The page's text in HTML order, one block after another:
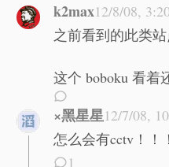
k2max12/8/08,
之前看到的此类
这个 boboku 看着
×黑星星12/7/08,
怎么会有cctv！！！
1